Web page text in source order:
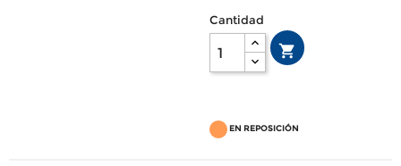
Cantidad

EN REPOSICIÓN